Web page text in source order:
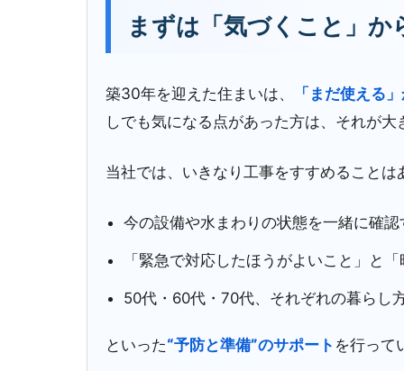
まずは「気づくこと」
築30年を迎えた住まいは、
「まだ使える
しでも気になる点があった方は、それが
当社では、いきなり工事をすすめること
今の設備や水まわりの状態を一緒に確認
「緊急で対応したほうがよいこと」と
50代・60代・70代、それぞれの暮らし
といった“予防と準備”のサポート を行って